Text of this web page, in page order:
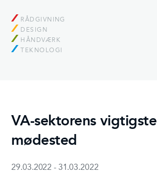
RÅDGIVNING
DESIGN
HÅNDVÆRK
TEKNOLOGI
VA-sektorens vigtigste
mødested
29.03.2022 - 31.03.2022